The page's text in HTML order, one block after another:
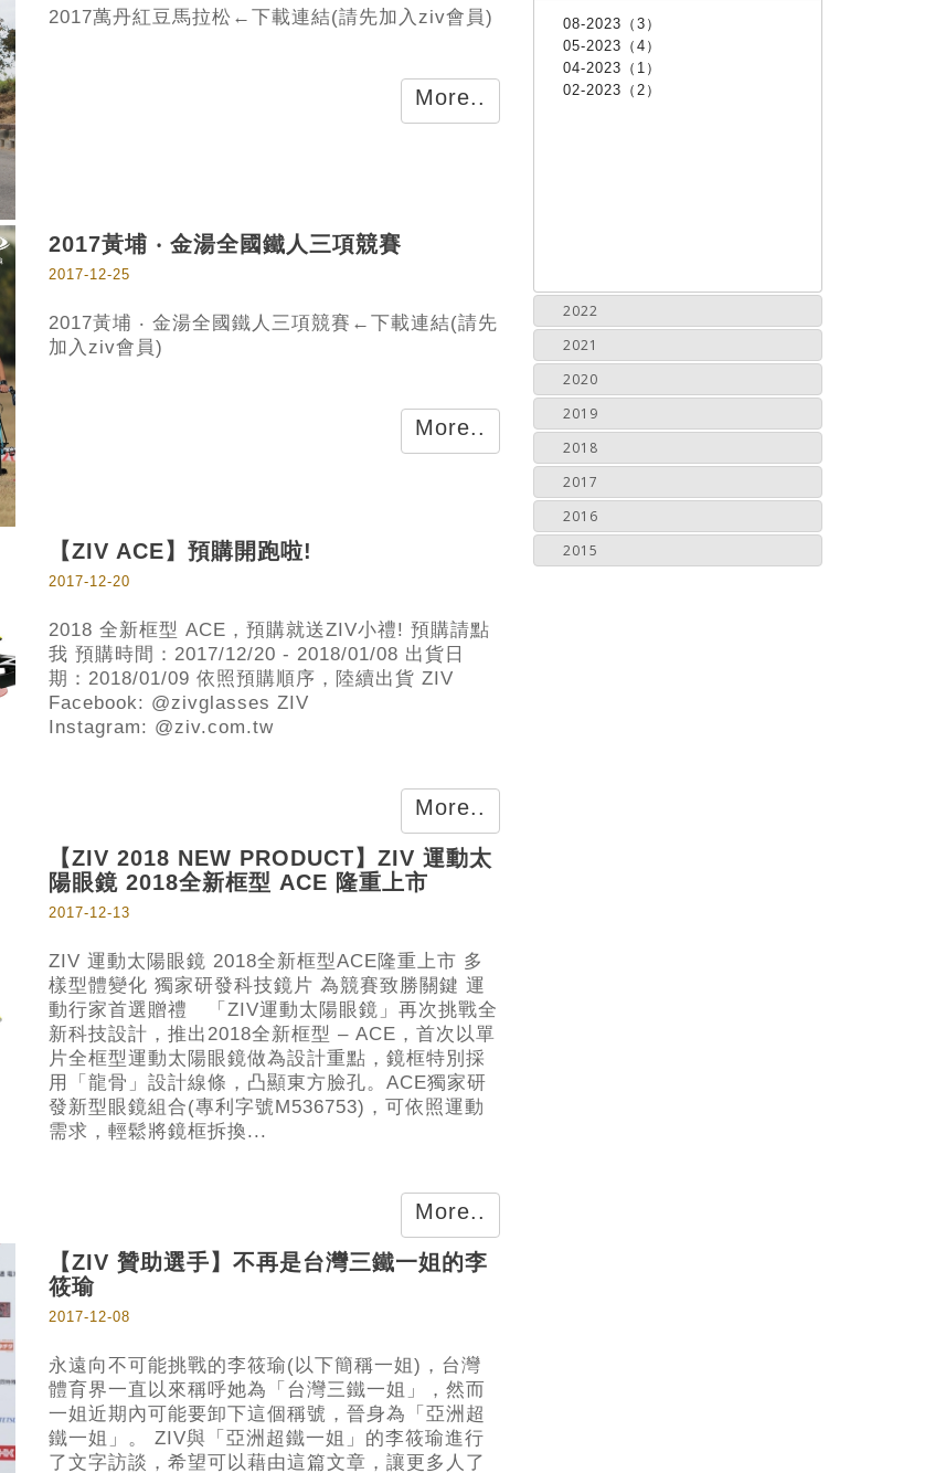
2017萬丹紅豆馬拉松←下載連結(請先加入ziv會員)
More..
2017黃埔 ‧ 金湯全國鐵人三項競賽
2017-12-25
2017黃埔 ‧ 金湯全國鐵人三項競賽←下載連結(請先
加入ziv會員)
More..
【ZIV ACE】預購開跑啦!
2017-12-20
2018 全新框型 ACE，預購就送ZIV小禮! 預購請點
我 預購時間：2017/12/20 - 2018/01/08 出貨日
期：2018/01/09 依照預購順序，陸續出貨 ZIV
Facebook: @zivglasses ZIV
Instagram: @ziv.com.tw
More..
【ZIV 2018 NEW PRODUCT】ZIV 運動太
陽眼鏡 2018全新框型 ACE 隆重上市
2017-12-13
ZIV 運動太陽眼鏡 2018全新框型ACE隆重上市 多
樣型體變化 獨家研發科技鏡片 為競賽致勝關鍵 運
動行家首選贈禮 「ZIV運動太陽眼鏡」再次挑戰全
新科技設計，推出2018全新框型 – ACE，首次以單
片全框型運動太陽眼鏡做為設計重點，鏡框特別採
用「龍骨」設計線條，凸顯東方臉孔。ACE獨家研
發新型眼鏡組合(專利字號M536753)，可依照運動
需求，輕鬆將鏡框拆換...
More..
​【ZIV 贊助選手】不再是台灣三鐵一姐的李
筱瑜
2017-12-08
永遠向不可能挑戰的李筱瑜(以下簡稱一姐)，台灣
體育界一直以來稱呼她為「台灣三鐵一姐」，然而
一姐近期內可能要卸下這個稱號，晉身為「亞洲超
鐵一姐」。 ZIV與「亞洲超鐵一姐」的李筱瑜進行
了文字訪談，希望可以藉由這篇文章，讓更多人了
08-2023（3）
05-2023（4）
04-2023（1）
02-2023（2）
2022
2021
2020
2019
2018
2017
2016
2015